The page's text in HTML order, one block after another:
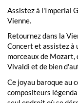
Assistez à l'Imperial
Vienne.
Retournez dans la
Concert et assistez à
morceaux de Mozart,
Vivaldi et de bien
Ce joyau baroque au
compositeurs